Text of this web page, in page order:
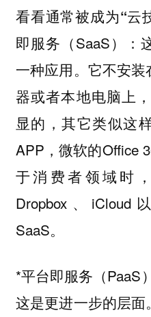
看看通常被成为“云
即服务（SaaS）：
一种应用。它不安
器或者本地电脑上
显的，其它类似这
APP，微软的Office
于消费者领域时
Dropbox、iCloud
SaaS。
*平台即服务（PaaS
这是更进一步的层